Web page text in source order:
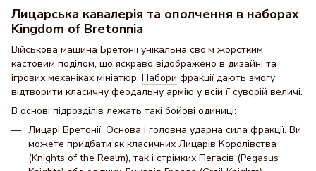
Лицарська кавалерія та ополчення в наборах
Kingdom of Bretonnia
Військова машина Бретонії унікальна своїм жорстким
кастовим поділом, що яскраво відображено в дизайні та
ігрових механіках мініатюр. Набори фракції дають змогу
відтворити класичну феодальну армію у всій її суворій величі.
В основі підрозділів лежать такі бойові одиниці:
Лицарі Бретонії. Основа і головна ударна сила фракції. Ви
можете придбати як класичних Лицарів Королівства
(Knights of the Realm), так і стрімких Пегасів (Pegasus